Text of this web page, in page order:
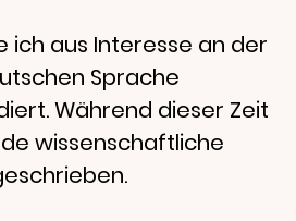
ich aus Interesse an der
Sprache
Während dieser Zeit
wissenschaftliche